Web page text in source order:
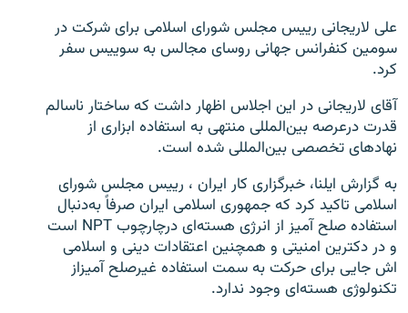
گزارش‌های ویدئویی
English
به ما بپیوندید
زبان‌های دیگر
علی لاریجانی رییس مجلس شورای اسلامی برای شركت در
سومین کنفرانس جهانی روسای مجالس به سوییس سفر
كرد.
آقای لاریجانی در این اجلاس اظهار داشت که ساختار ناسالم
قدرت درعرصه بین‌المللی منتهی به استفاده ابزاری از
نهادهای تخصصی بین‌المللی شده است.
به گزارش ایلنا، خبرگزاری کار ایران ، رییس مجلس شورای
اسلامی تاكید كرد که جمهوری اسلامی ایران صرفاً به‌دنبال
استفاده صلح آمیز از انرژی هسته‌ای درچارچوب NPT است
و در دکترین امنیتی و همچنین اعتقادات دینی و اسلامی
اش جایی برای حرکت به سمت استفاده غیرصلح آمیزاز
تکنولوژی هسته‌ای وجود ندارد.